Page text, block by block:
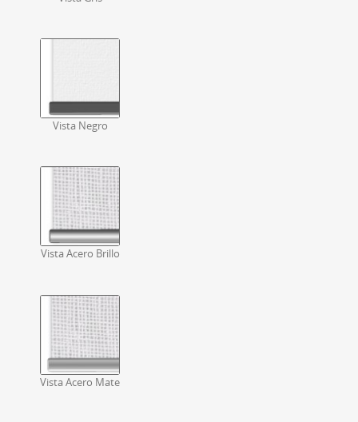
Vista Negro
Vista Acero Brillo
Vista Acero Mate